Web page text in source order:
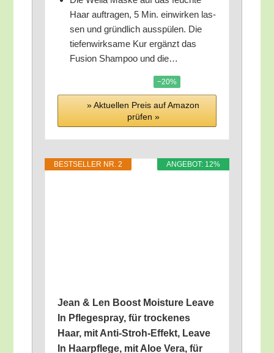
Haar auf­tra­gen, 5 Min. ein­wir­ken las­
sen und gründ­lich aus­spü­len. Die
tie­fen­wirk­sa­me Kur ergänzt das
Fusi­on Sham­poo und die…
−20%
» Aktu­el­len Preis auf Ama­zon
prü­fen »
ANGE­BOT: 12%
BEST­SEL­LER NR. 2
Jean & Len Boost Mois­tu­re Lea­ve
In Pfle­ge­spray, für tro­cke­nes
Haar, mit Anti-Stroh-Effekt, Lea­ve
In Haar­pfle­ge, mit Aloe Vera, für